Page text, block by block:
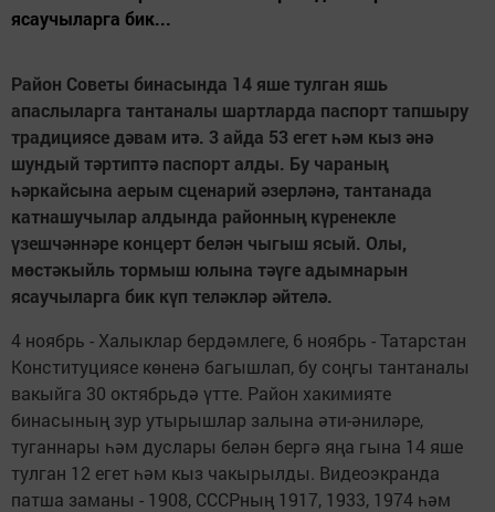
ясаучыларга бик...
Район Советы бинасында 14 яше тулган яшь
апаслыларга тантаналы шартларда паспорт тапшыру
традициясе дәвам итә. 3 айда 53 егет һәм кыз әнә
шундый тәртиптә паспорт алды. Бу чараның
һәркайсына аерым сценарий әзерләнә, тантанада
катнашучылар алдында районның күренекле
үзешчәннәре концерт белән чыгыш ясый. Олы,
мөстәкыйль тормыш юлына тәүге адымнарын
ясаучыларга бик күп теләкләр әйтелә.
4 ноябрь - Халыклар бердәмлеге, 6 ноябрь - Татарстан
Конституциясе көненә багышлап, бу соңгы тантаналы
вакыйга 30 октябрьдә үтте. Район хакимияте
бинасының зур утырышлар залына әти-әниләре,
туганнары һәм дуслары белән бергә яңа гына 14 яше
тулган 12 егет һәм кыз чакырылды. Видеоэкранда
патша заманы - 1908, СССРның 1917, 1933, 1974 һәм